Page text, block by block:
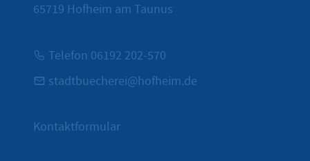
65719 Hofheim am Taunus
Telefon 06192 202-570
stadtbuecherei@hofheim.de
Kontaktformular